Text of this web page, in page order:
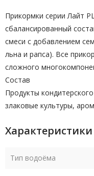
Прикормки серии Лайт
сбалансированный
смеси с добавлением
льна и рапса). Все
сложного
Состав
Продукты
злаковые культуры,
Характеристики
Тип водоёма